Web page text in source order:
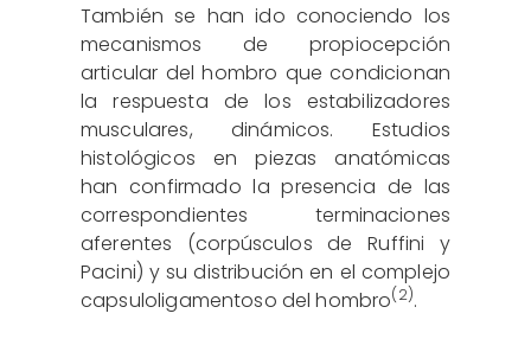
También se han ido conociendo los
mecanismos de propiocepción
articular del hombro que condicionan
la respuesta de los estabilizadores
musculares, dinámicos. Estudios
histológicos en piezas anatómicas
han confirmado la presencia de las
correspondientes terminaciones
aferentes (corpúsculos de Ruffini y
Pacini) y su distribución en el complejo
capsuloligamentoso del hombro(2).